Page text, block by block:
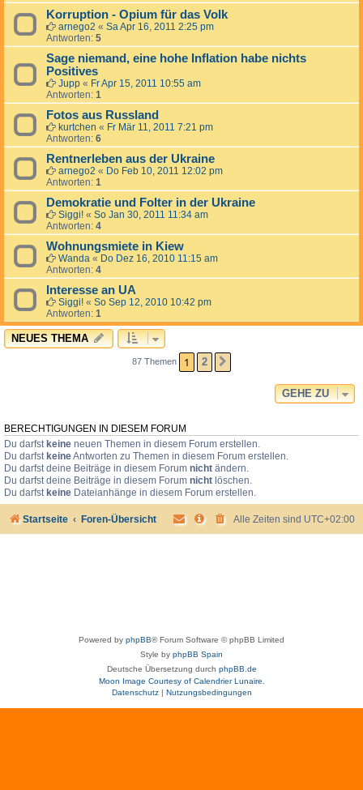
Korruption - Opium für das Volk
arnego2 « Sa Apr 16, 2011 2:25 pm
Antworten: 5
Sage niemand, eine hohe Inflation habe nichts
Positives
Jupp « Fr Apr 15, 2011 10:55 am
Antworten: 1
Fotos aus Russland
kurtchen « Fr Mär 11, 2011 7:21 pm
Antworten: 6
Rentnerleben aus der Ukraine
arnego2 « Do Feb 10, 2011 12:02 pm
Antworten: 1
Demokratie und Folter in der Ukraine
Siggi! « So Jan 30, 2011 11:34 am
Antworten: 4
Wohnungsmiete in Kiew
Wanda « Do Dez 16, 2010 11:15 am
Antworten: 4
Interesse an UA
Siggi! « So Sep 12, 2010 10:42 pm
Antworten: 1
NEUES THEMA
87 Themen 1 2
GEHE ZU
BERECHTIGUNGEN IN DIESEM FORUM
Du darfst keine neuen Themen in diesem Forum erstellen.
Du darfst keineAntworten zu Themen in diesem Forum erstellen.
Du darfst deine Beiträge in diesem Forum nicht ändern.
Du darfst deine Beiträge in diesem Forum nicht löschen.
Du darfst keine Dateianhänge in diesem Forum erstellen.
Startseite Foren-Übersicht Alle Zeiten sind UTC+02:00
Powered by phpBB® Forum Software © phpBB Limited
Style by phpBB Spain
Deutsche Übersetzung durch phpBB.de
Moon Image Courtesy of Calendrier Lunaire.
Datenschutz| Nutzungsbedingungen